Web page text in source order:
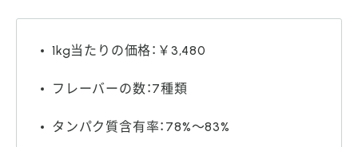
1kg当たりの価格：￥3,480
フレーバーの数：7種類
タンパク質含有率：78%～83%